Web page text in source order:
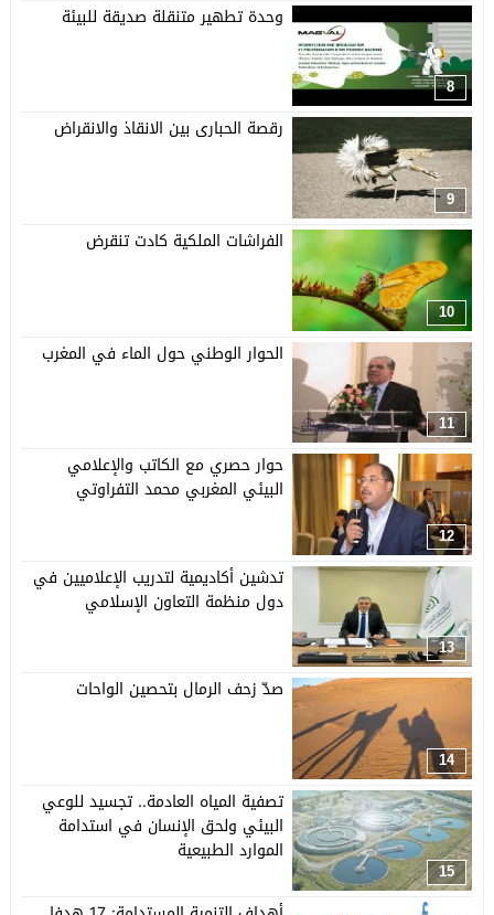
8
وحدة تطهير متنقلة صديقة للبيئة
9
رقصة الحبارى بين الانقاذ والانقراض
10
الفراشات الملكية كادت تنقرض
11
الحوار الوطني حول الماء في المغرب
12
حوار حصري مع الكاتب والإعلامي
البيئي المغربي محمد التفراوتي
13
تدشين أكاديمية لتدريب الإعلاميين في
دول منظمة التعاون الإسلامي
14
صدّ زحف الرمال بتحصين الواحات
15
تصفية المياه العادمة.. تجسيد للوعي
البيئي ولحق الإنسان في استدامة
الموارد الطبيعية